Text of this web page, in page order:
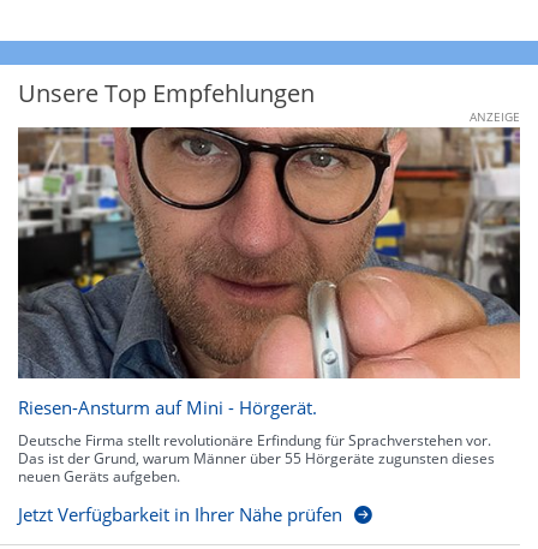
Unsere Top Empfehlungen
ANZEIGE
Riesen-Ansturm auf Mini - Hörgerät.
Deutsche Firma stellt revolutionäre Erfindung für Sprachverstehen vor.
Das ist der Grund, warum Männer über 55 Hörgeräte zugunsten dieses
neuen Geräts aufgeben.
Jetzt Verfügbarkeit in Ihrer Nähe prüfen